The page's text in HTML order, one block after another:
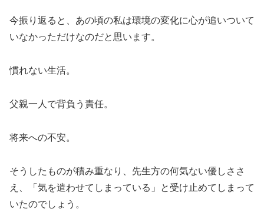
今振り返ると、あの頃の私は環境の変化に心が追いついて
いなかっただけなのだと思います。
慣れない生活。
父親一人で背負う責任。
将来への不安。
そうしたものが積み重なり、先生方の何気ない優しささ
え、「気を遣わせてしまっている」と受け止めてしまって
いたのでしょう。